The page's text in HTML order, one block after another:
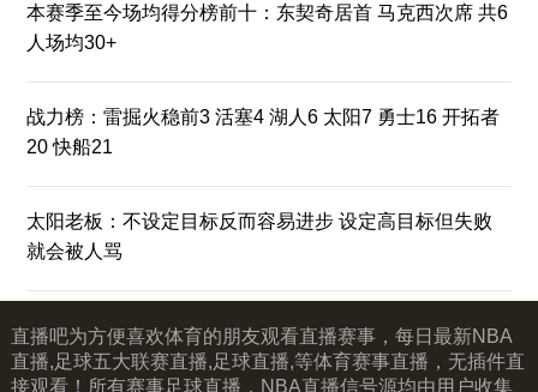
本赛季至今场均得分榜前十：东契奇居首 马克西次席 共6
人场均30+
战力榜：雷掘火稳前3 活塞4 湖人6 太阳7 勇士16 开拓者
20 快船21
太阳老板：不设定目标反而容易进步 设定高目标但失败
就会被人骂
直播吧为方便喜欢体育的朋友观看直播赛事，每日最新NBA
直播,足球五大联赛直播,足球直播,等体育赛事直播，无插件直
接观看！所有赛事足球直播，NBA直播信号源均由用户收集